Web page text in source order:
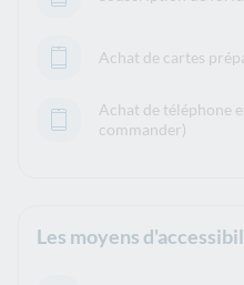
Achat de cartes
Achat de téléphone
commander)
Les moyens